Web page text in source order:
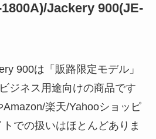
Jackery 900(JE-
900は「販路限定モデル」
ジネス用途向けの商品です
楽天/Yahooショッピ
での扱いはほとんどありま